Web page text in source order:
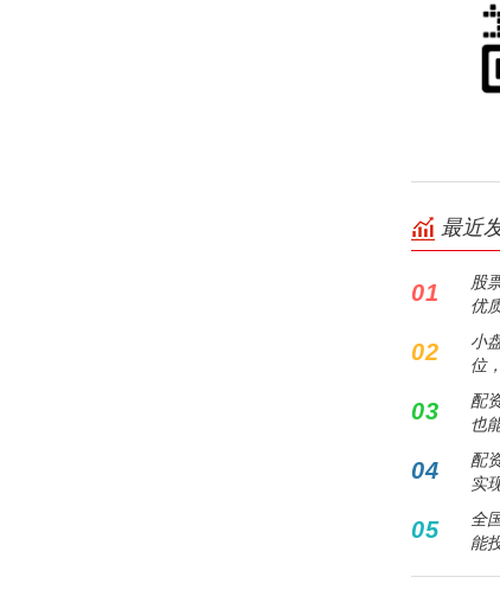
最近
01
股
优
02
小
位
03
配
也
04
配
实
05
全
能